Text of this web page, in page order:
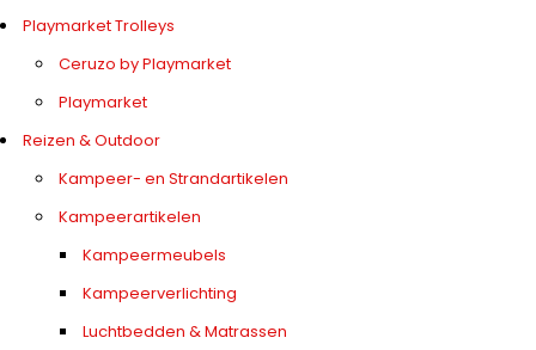
Playmarket Trolleys
Ceruzo by Playmarket
Playmarket
Reizen & Outdoor
Kampeer- en Strandartikelen
Kampeerartikelen
Kampeermeubels
Kampeerverlichting
Luchtbedden & Matrassen